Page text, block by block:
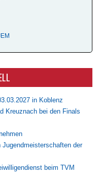
in Koblenz
Kreuznach bei den Finals
Jugendmeisterschaften der
beim TVM